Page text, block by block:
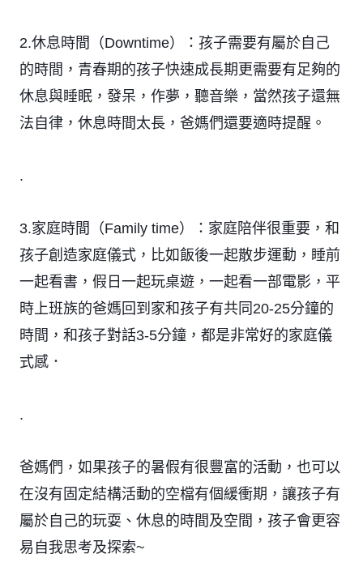
2.休息時間（Downtime）：孩子需要有屬於自己
的時間，青春期的孩子快速成長期更需要有足夠的
休息與睡眠，發呆，作夢，聽音樂，當然孩子還無
法自律，休息時間太長，爸媽們還要適時提醒。
.
3.家庭時間（Family time）：家庭陪伴很重要，和
孩子創造家庭儀式，比如飯後一起散步運動，睡前
一起看書，假日一起玩桌遊，一起看一部電影，平
時上班族的爸媽回到家和孩子有共同20-25分鐘的
時間，和孩子對話3-5分鐘，都是非常好的家庭儀
式感．
.
爸媽們，如果孩子的暑假有很豐富的活動，也可以
在沒有固定結構活動的空檔有個緩衝期，讓孩子有
屬於自己的玩耍、休息的時間及空間，孩子會更容
易自我思考及探索~